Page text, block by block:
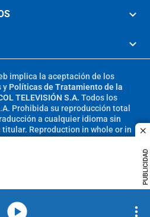
PUBLICIDAD
implica la aceptación de los
y Políticas de Tratamiento de la
TELEVISIÓN S.A. Todos los
Prohibida su reproducción total
a cualquier idioma sin
Reproduction in whole or in